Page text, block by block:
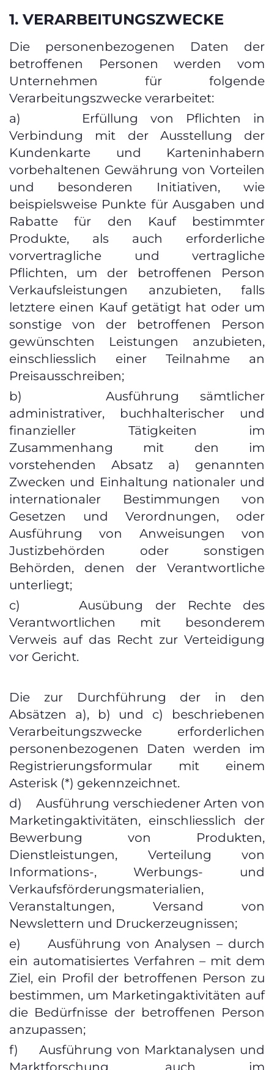
1. VERARBEITUNGSZWECKE
Die personenbezogenen Daten der
betroffenen Personen werden vom
Unternehmen für folgende
Verarbeitungszwecke verarbeitet:
a) Erfüllung von Pflichten in
Verbindung mit der Ausstellung der
Kundenkarte und Karteninhabern
vorbehaltenen Gewährung von Vorteilen
und besonderen Initiativen, wie
beispielsweise Punkte für Ausgaben und
Rabatte für den Kauf bestimmter
Produkte, als auch erforderliche
vorvertragliche und vertragliche
Pflichten, um der betroffenen Person
Verkaufsleistungen anzubieten, falls
letztere einen Kauf getätigt hat oder um
sonstige von der betroffenen Person
gewünschten Leistungen anzubieten,
einschliesslich einer Teilnahme an
Preisausschreiben;
b) Ausführung sämtlicher
administrativer, buchhalterischer und
finanzieller Tätigkeiten im
Zusammenhang mit den im
vorstehenden Absatz a) genannten
Zwecken und Einhaltung nationaler und
internationaler Bestimmungen von
Gesetzen und Verordnungen, oder
Ausführung von Anweisungen von
Justizbehörden oder sonstigen
Behörden, denen der Verantwortliche
unterliegt;
c) Ausübung der Rechte des
Verantwortlichen mit besonderem
Verweis auf das Recht zur Verteidigung
vor Gericht.
Die zur Durchführung der in den
Absätzen a), b) und c) beschriebenen
Verarbeitungszwecke erforderlichen
personenbezogenen Daten werden im
Registrierungsformular mit einem
Asterisk (*) gekennzeichnet.
d) Ausführung verschiedener Arten von
Marketingaktivitäten, einschliesslich der
Bewerbung von Produkten,
Dienstleistungen, Verteilung von
Informations-, Werbungs- und
Verkaufsförderungsmaterialien,
Veranstaltungen, Versand von
Newslettern und Druckerzeugnissen;
e) Ausführung von Analysen – durch
ein automatisiertes Verfahren – mit dem
Ziel, ein Profil der betroffenen Person zu
bestimmen, um Marketingaktivitäten auf
die Bedürfnisse der betroffenen Person
anzupassen;
f) Ausführung von Marktanalysen und
Marktforschung, auch im